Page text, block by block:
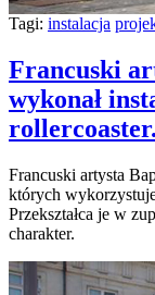
Tagi: instalacja
Francuski
wykonał
rollercoaster.
Francuski artysta
których
Przekształca je w
charakter.